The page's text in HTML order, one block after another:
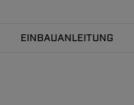
EINBAUANLEITUNG